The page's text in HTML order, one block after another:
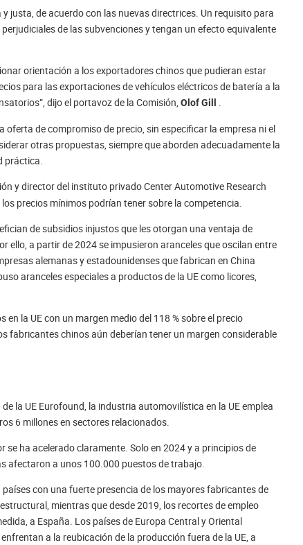
justa, de acuerdo con las nuevas directrices. Un requisito para
de las subvenciones y tengan un efecto equivalente
orientación a los exportadores chinos que pudieran estar
para las exportaciones de vehículos eléctricos de batería a la
dijo el portavoz de la Comisión,Olof Gill
.
de compromiso de precio, sin especificar la empresa ni el
otras propuestas, siempre que aborden adecuadamente la
práctica.
y director del instituto privado Center Automotive Research
precios mínimos podrían tener sobre la competencia.
de subsidios injustos que les otorgan una ventaja de
ello, a partir de 2024 se impusieron aranceles que oscilan entre
alemanas y estadounidenses que fabrican en China
aranceles especiales a productos de la UE como licores,
la UE con un margen medio del 118 % sobre el precio
fabricantes chinos aún deberían tener un margen considerable
la UE Eurofound, la industria automovilística en la UE emplea
6 millones en sectores relacionados.
se ha acelerado claramente. Solo en 2024 y a principios de
afectaron a unos 100.000 puestos de trabajo.
con una fuerte presencia de los mayores fabricantes de
mientras que desde 2019, los recortes de empleo
a España. Los países de Europa Central y Oriental
a la reubicación de la producción fuera de la UE, a